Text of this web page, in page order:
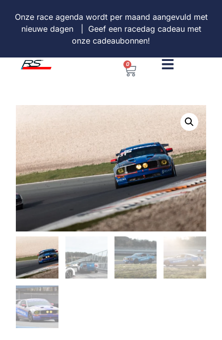
Onze race agenda wordt per maand aangevuld met
nieuwe dagen | Geef een racedag cadeau met
onze cadeaubonnen!
0